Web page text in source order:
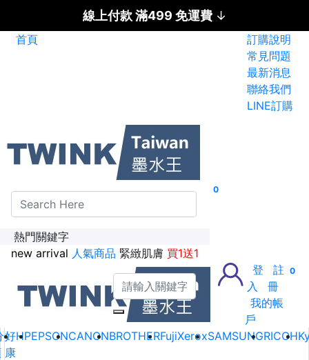
線上付款 滿499 免運費 ↓
首頁
碳粉匣全面特惠價
訂購說明
常見問題
最新消息
聯絡我們
LINE訂購
熱門關鍵字
new arrival 人氣商品 緊緻肌膚 買1送1
0
登
入
註
冊
我的帳
戶
0
好
康
HPEPSONCANONBROTHERFujiXeroxSAMSUNGRICOH